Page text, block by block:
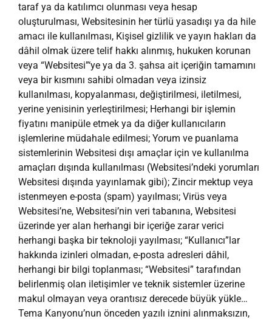
taraf ya da katılımcı olunması veya hesap
oluşturulması, Websitesinin her türlü yasadışı ya da hile
amacı ile kullanılması, Kişisel gizlilik ve yayın hakları da
dâhil olmak üzere telif hakkı alınmış, hukuken korunan
veya “Websitesi”‘ye ya da 3. şahsa ait içeriğin tamamını
veya bir kısmını sahibi olmadan veya izinsiz
kullanılması, kopyalanması, değiştirilmesi, iletilmesi,
yerine yenisinin yerleştirilmesi; Herhangi bir işlemin
fiyatını manipüle etmek ya da diğer kullanıcıların
işlemlerine müdahale edilmesi; Yorum ve puanlama
sistemlerinin Websitesi dışı amaçlar için ve kullanılma
amaçları dışında kullanılması (Websitesi’ndeki yorumları
Websitesi dışında yayınlamak gibi); Zincir mektup veya
istenmeyen e-posta (spam) yayılması; Virüs veya
Websitesi’ne, Websitesi’nin veri tabanına, Websitesi
üzerinde yer alan herhangi bir içeriğe zarar verici
herhangi başka bir teknoloji yayılması; “Kullanıcı”lar
hakkında izinleri olmadan, e-posta adresleri dâhil,
herhangi bir bilgi toplanması; “Websitesi” tarafından
belirlenmiş olan iletişimler ve teknik sistemler üzerine
makul olmayan veya orantısız derecede büyük yükle…
Tema Kanyonu’nun önceden yazılı iznini alınmaksızın,